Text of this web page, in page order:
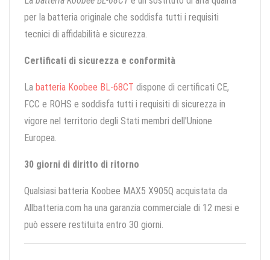
per la batteria originale che soddisfa tutti i requisiti
tecnici di affidabilità e sicurezza.
Certificati di sicurezza e conformità
La batteria Koobee BL-68CT dispone di certificati CE,
FCC e ROHS e soddisfa tutti i requisiti di sicurezza in
vigore nel territorio degli Stati membri dell'Unione
Europea.
30 giorni di diritto di ritorno
Qualsiasi batteria Koobee MAX5 X905Q acquistata da
Allbatteria.com ha una garanzia commerciale di 12 mesi e
può essere restituita entro 30 giorni.